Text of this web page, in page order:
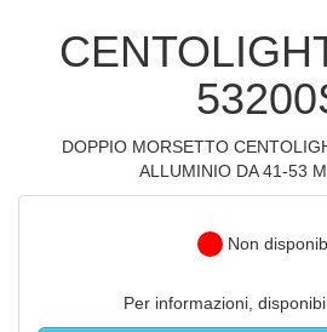
DOPPIO MORSETTO
ALLUMINIO DA 41-53
Non
Per informazioni,